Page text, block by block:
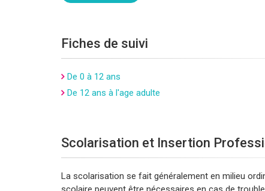
Fiches de suivi
De 0 à 12 ans
De 12 ans à l'age adulte
Scolarisation et Insertion
La scolarisation se fait généralement en milieu